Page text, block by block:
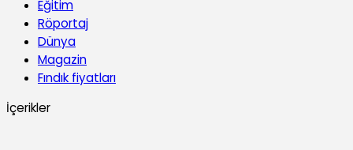
Eğitim
Röportaj
Dünya
Magazin
Fındık fiyatları
İçerikler